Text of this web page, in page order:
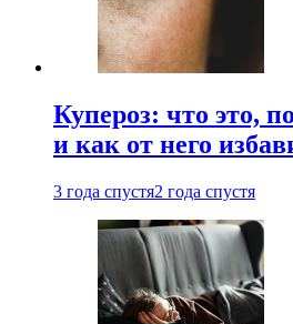
Купероз: что это,
и как от него
3 года спустя2 года спустя